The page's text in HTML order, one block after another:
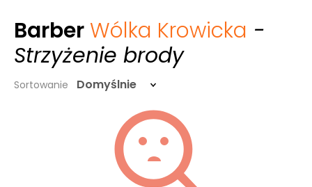
Barber Wólka Krowicka -
Strzyżenie brody
Sortowanie Domyślnie